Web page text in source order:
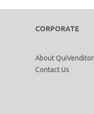
CORPORATE
About QuiVenditori
Contact Us